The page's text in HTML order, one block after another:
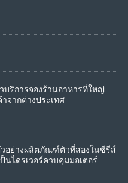
บริการจองร้านอาหารที่ใหญ่
จากต่างประเทศ
วอย่างผลิตภัณฑ์ตัวที่สองในซีรีส์
นไดรเวอร์ควบคุมมอเตอร์